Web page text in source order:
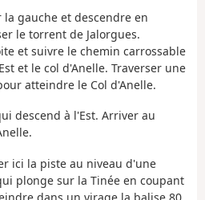
gauche et descendre en
le torrent de Jalorgues.
et suivre le chemin carrossable
et le col d'Anelle. Traverser une
atteindre le Col d'Anelle.
descend à l'Est. Arriver au
ici la piste au niveau d'une
plonge sur la Tinée en coupant